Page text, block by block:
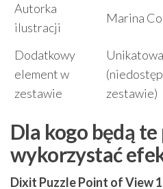
Autorka
ilustracji
Marina
Dodatkowy
element w
zestawie
zestawie)
Dla kogo będą
wykorzystać
Dixit Puzzle Point of View